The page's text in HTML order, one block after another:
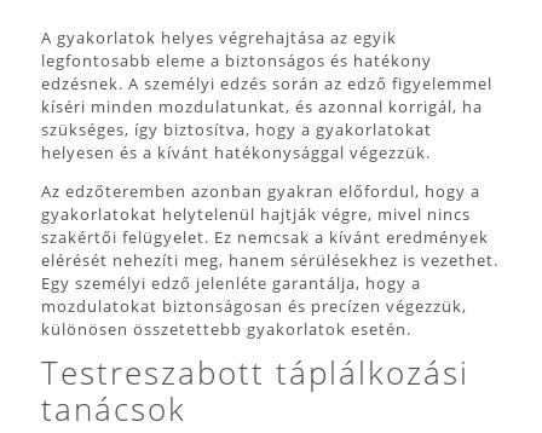
A gyakorlatok helyes végrehajtása az egyik
legfontosabb eleme a biztonságos és hatékony
edzésnek. A személyi edzés során az edző figyelemmel
kíséri minden mozdulatunkat, és azonnal korrigál, ha
szükséges, így biztosítva, hogy a gyakorlatokat
helyesen és a kívánt hatékonysággal végezzük.
Az edzőteremben azonban gyakran előfordul, hogy a
gyakorlatokat helytelenül hajtják végre, mivel nincs
szakértői felügyelet. Ez nemcsak a kívánt eredmények
elérését nehezíti meg, hanem sérülésekhez is vezethet.
Egy személyi edző jelenléte garantálja, hogy a
mozdulatokat biztonságosan és precízen végezzük,
különösen összetettebb gyakorlatok esetén.
Testreszabott táplálkozási
tanácsok